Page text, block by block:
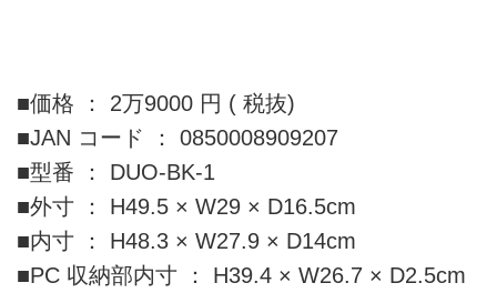
■価格 ： 2万9000 円 ( 税抜)
■JAN コード ： 0850008909207
■型番 ： DUO-BK-1
■外寸 ： H49.5 × W29 × D16.5cm
■内寸 ： H48.3 × W27.9 × D14cm
■PC 収納部内寸 ： H39.4 × W26.7 × D2.5cm